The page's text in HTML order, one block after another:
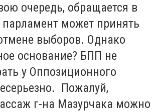
очередь, обращается в
может принять
выборов. Однако
основание? БПП не
у Оппозиционного
Пожалуй,
г-на Мазурчака можно